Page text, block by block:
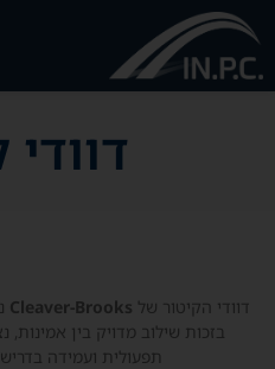
דוודי הקיטור של Cleaver-Brooks
בזכות שילוב מדויק בין אמינות,
תפעולית ועמידה